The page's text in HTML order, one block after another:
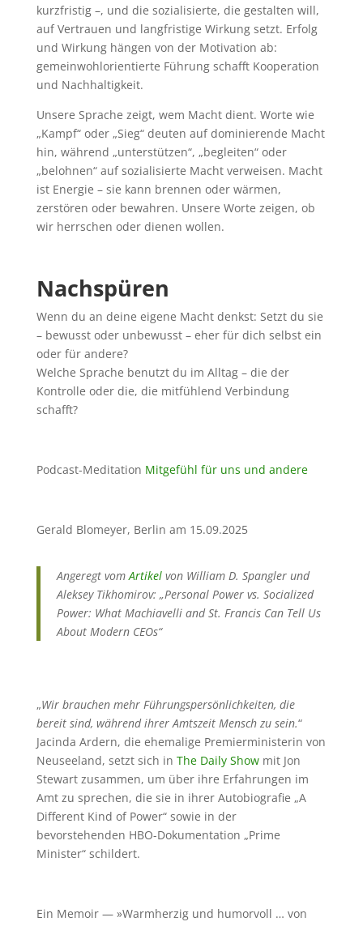
kurzfristig –, und die sozialisierte, die gestalten will,
auf Vertrauen und langfristige Wirkung setzt. Erfolg
und Wirkung hängen von der Motivation ab:
gemeinwohlorientierte Führung schafft Kooperation
und Nachhaltigkeit.
Unsere Sprache zeigt, wem Macht dient. Worte wie
„Kampf“ oder „Sieg“ deuten auf dominierende Macht
hin, während „unterstützen“, „begleiten“ oder
„belohnen“ auf sozialisierte Macht verweisen. Macht
ist Energie – sie kann brennen oder wärmen,
zerstören oder bewahren. Unsere Worte zeigen, ob
wir herrschen oder dienen wollen.
Nachspüren
Wenn du an deine eigene Macht denkst: Setzt du sie
– bewusst oder unbewusst – eher für dich selbst ein
oder für andere?
Welche Sprache benutzt du im Alltag – die der
Kontrolle oder die, die mitfühlend Verbindung
schafft?
Podcast-Meditation Mitgefühl für uns und andere
Gerald Blomeyer, Berlin am 15.09.2025
Angeregt vomArtikelvon William D. Spangler und
Aleksey Tikhomirov: „Personal Power vs. Socialized
Power: What Machiavelli and St. Francis Can Tell Us
About Modern CEOs“
„Wir brauchen mehr Führungspersönlichkeiten, die
bereit sind, während ihrer Amtszeit Mensch zu sein.“
Jacinda Ardern, die ehemalige Premierministerin von
Neuseeland, setzt sich in The Daily Show mit Jon
Stewart zusammen, um über ihre Erfahrungen im
Amt zu sprechen, die sie in ihrer Autobiografie „A
Different Kind of Power“ sowie in der
bevorstehenden HBO-Dokumentation „Prime
Minister“ schildert.
Ein Memoir — »Warmherzig und humorvoll … von